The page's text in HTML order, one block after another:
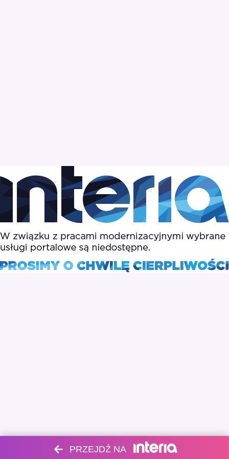
PRZEJDŹ NA